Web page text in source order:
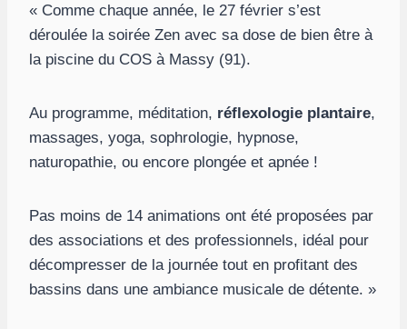
« Comme chaque année, le 27 février s’est
déroulée la soirée Zen avec sa dose de bien être à
la piscine du COS à Massy (91).
Au programme, méditation, réflexologie plantaire,
massages, yoga, sophrologie, hypnose,
naturopathie, ou encore plongée et apnée !
Pas moins de 14 animations ont été proposées par
des associations et des professionnels, idéal pour
décompresser de la journée tout en profitant des
bassins dans une ambiance musicale de détente. »